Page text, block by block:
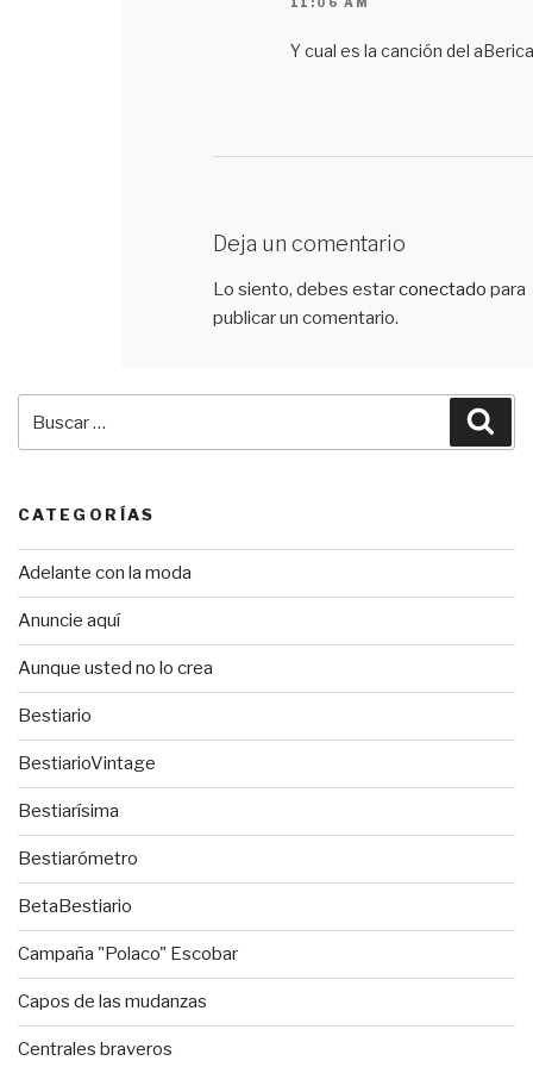
Y cual es la canción del
Deja un comentario
Lo siento, debes estarconectado para
publicar un comentario.
CATEGORÍAS
Adelante con la moda
Anuncie aquí
Aunque usted no lo crea
Bestiario
BestiarioVintage
Bestiarísima
Bestiarómetro
BetaBestiario
Campaña "Polaco" Escobar
Capos de las mudanzas
Centrales braveros